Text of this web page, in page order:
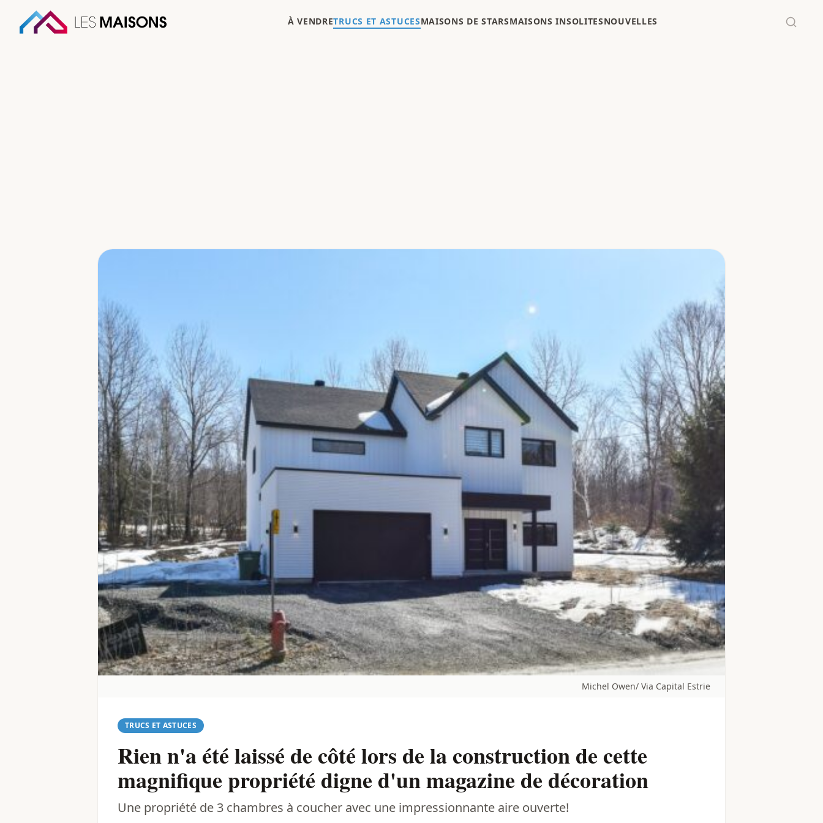
À VENDRETRUCS ET ASTUCESMAISONS DE STARSMAISONS INSOLITESNOUVELLES
Michel Owen/ Via Capital Estrie
TRUCS ET ASTUCES
Rien n'a été laissé de côté lors de la construction de cette
magnifique propriété digne d'un magazine de décoration
Une propriété de 3 chambres à coucher avec une impressionnante aire ouverte!